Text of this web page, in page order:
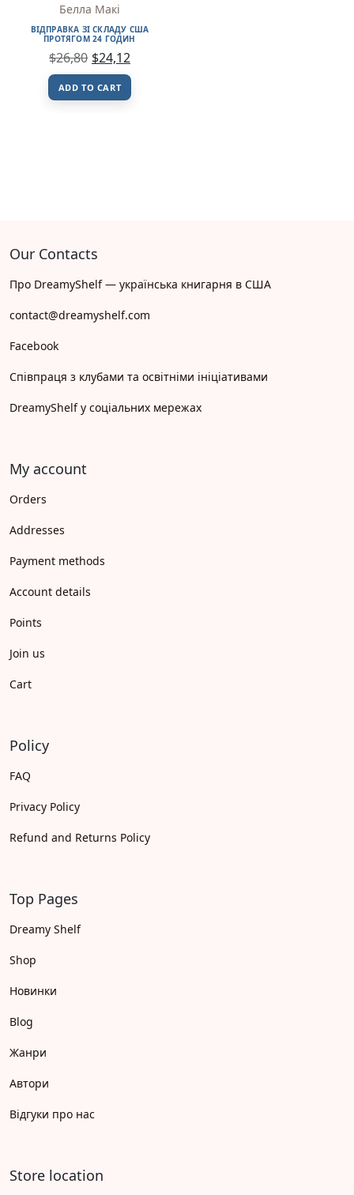
Белла Макі
ВІДПРАВКА ЗІ СКЛАДУ США
ПРОТЯГОМ 24 ГОДИН
$26,80 $24,12
ADD TO CART
Our Contacts
Про DreamyShelf — українська книгарня в США
contact@dreamyshelf.com
Facebook
Співпраця з клубами та освітніми ініціативами
DreamyShelf у соціальних мережах
My account
Orders
Addresses
Payment methods
Account details
Points
Join us
Cart
Policy
FAQ
Privacy Policy
Refund and Returns Policy
Top Pages
Dreamy Shelf
Shop
Новинки
Blog
Жанри
Автори
Відгуки про нас
Store location